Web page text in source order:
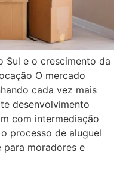
Sul e o crescimento da
O mercado
cada vez mais
desenvolvimento
com intermediação
processo de aluguel
para moradores e